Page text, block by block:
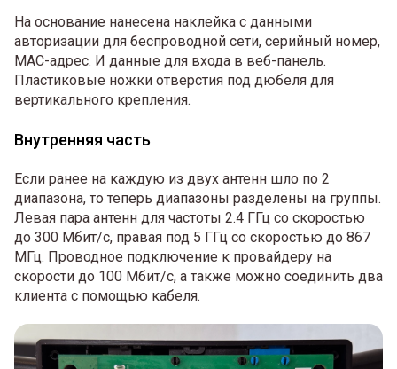
На основание нанесена наклейка с данными
авторизации для беспроводной сети, серийный номер,
MAC-адрес. И данные для входа в веб-панель.
Пластиковые ножки отверстия под дюбеля для
вертикального крепления.
Внутренняя часть
Если ранее на каждую из двух антенн шло по 2
диапазона, то теперь диапазоны разделены на группы.
Левая пара антенн для частоты 2.4 ГГц со скоростью
до 300 Мбит/с, правая под 5 ГГц со скоростью до 867
МГц. Проводное подключение к провайдеру на
скорости до 100 Мбит/с, а также можно соединить два
клиента с помощью кабеля.